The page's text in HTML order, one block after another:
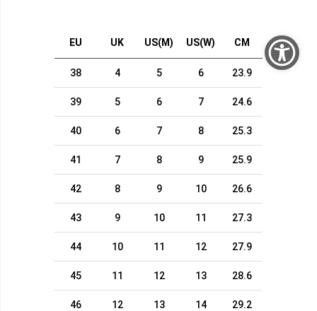
EU UK US(M) US(W) CM
38 4 5 6 23.9
39 5 6 7 24.6
40 6 7 8 25.3
41 7 8 9 25.9
42 8 9 10 26.6
43 9 10 11 27.3
44 10 11 12 27.9
45 11 12 13 28.6
46 12 13 14 29.2